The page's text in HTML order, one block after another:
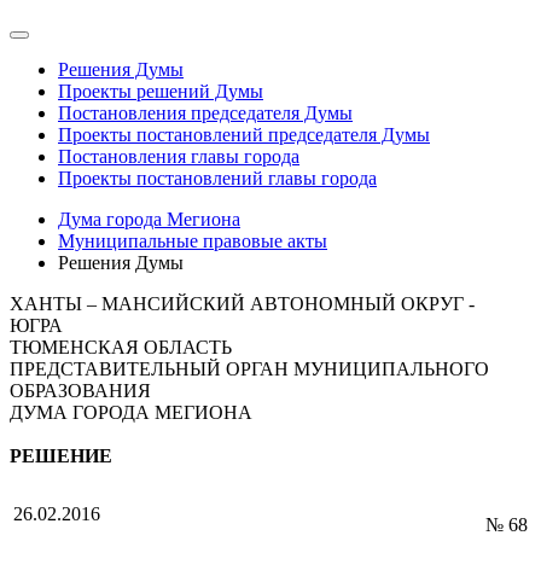
Решения Думы
Проекты решений Думы
Постановления председателя Думы
Проекты постановлений председателя Думы
Постановления главы города
Проекты постановлений главы города
Дума города Мегиона
Муниципальные правовые акты
Решения Думы
ХАНТЫ – МАНСИЙСКИЙ АВТОНОМНЫЙ ОКРУГ -
ЮГРА
ТЮМЕНСКАЯ ОБЛАСТЬ
ПРЕДСТАВИТЕЛЬНЫЙ ОРГАН МУНИЦИПАЛЬНОГО
ОБРАЗОВАНИЯ
ДУМА ГОРОДА МЕГИОНА
РЕШЕНИЕ
26.02.2016
№ 68